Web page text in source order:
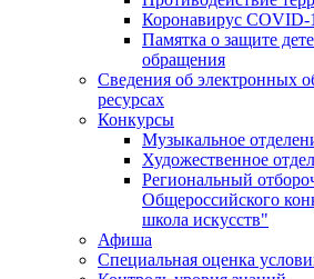
Коронавирус COVID-
Памятка о защите
обращения
Сведения об электронных
ресурсах
Конкурсы
Музыкальное
Художественное
Региональный
Общероссийского
школа искусств"
Афиша
Специальная оценка